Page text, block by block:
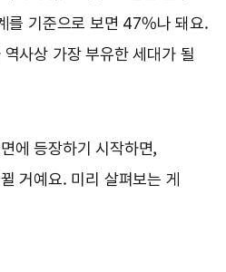
를 기준으로 보면 47%나 돼요.
사상 가장 부유한 세대가 될
에 등장하기 시작하면,
거예요. 미리 살펴보는 게